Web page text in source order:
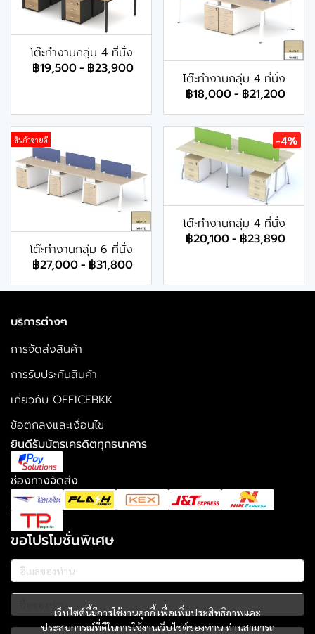
โต๊ะทำงานกลุ่ม 4 ที่นั่ง
฿19,500- ฿23,900
โต๊ะทำงานกลุ่ม 4 ที่นั่ง
฿18,000- ฿21,200
สินค้าขายดี
โต๊ะทำงานกลุ่ม 6 ที่นั่ง
฿27,000- ฿31,800
-4%
โต๊ะทำงานกลุ่ม 4 ที่นั่ง
฿20,100- ฿23,890
เว็บไซต์นี้มีการใช้งานคุกกี้ เพื่อเพิ่มประสิทธิภาพและ
ประสบการณ์ที่ดีในการใช้งานเว็บไซต์ของท่าน ท่านสามารถ
บริการต่างๆ
การจัดส่งสินค้า
การรับประกันสินค้า
เกี่ยวกับ OFFICEBKK
ข้อตกลงและเงื่อนไข
ยินดีรับบัตรเครดิตทุกธนาคาร
ช่องทางจัดส่ง
ขอโปรโมชั่นพิเศษ